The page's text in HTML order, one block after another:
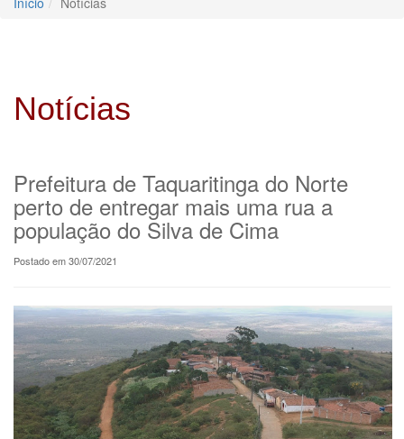
Notícias
Prefeitura de Taquaritinga do Norte
perto de entregar mais uma rua a
população do Silva de Cima
Postado em 30/07/2021